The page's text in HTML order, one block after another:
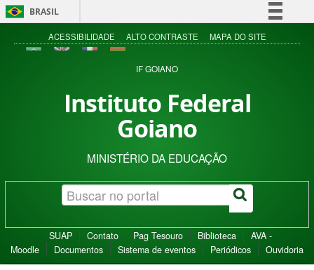
BRASIL
Simplifique!
Acesso à informação
ACESSIBILIDADE ALTO CONTRASTE MAPA DO SITE
IF GOIANO
Instituto Federal
Goiano
MINISTÉRIO DA EDUCAÇÃO
SUAP Contato Pag Tesouro Biblioteca
AVA -
Moodle
Documentos Sistema de eventos Periódicos Ouvidoria